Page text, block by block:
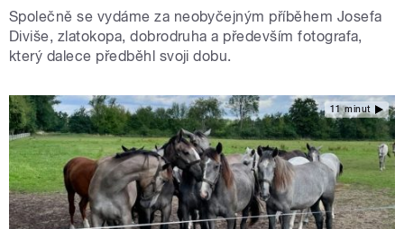
Společně se vydáme za neobyčejným příběhem Josefa
Diviše, zlatokopa, dobrodruha a především fotografa,
který dalece předběhl svoji dobu.
11 minut